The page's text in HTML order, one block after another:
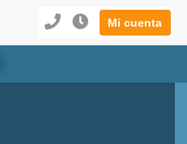
Mi cuenta